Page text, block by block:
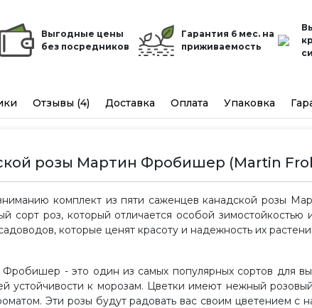
Выгодные цены
без посредников
Гарантия 6 мес. на
приживаемость
Отзывы (4) Доставка Оплата Упаковка
розы Мартин Фробишер (Martin
комплект из пяти саженцев канадской розы
сорт роз, который отличается особой
которые ценят красоту и надежность их
Фробишер - это один из самых популярных сортов для
устойчивости к морозам. Цветки имеют нежный
Эти розы будут радовать вас своим цветением с